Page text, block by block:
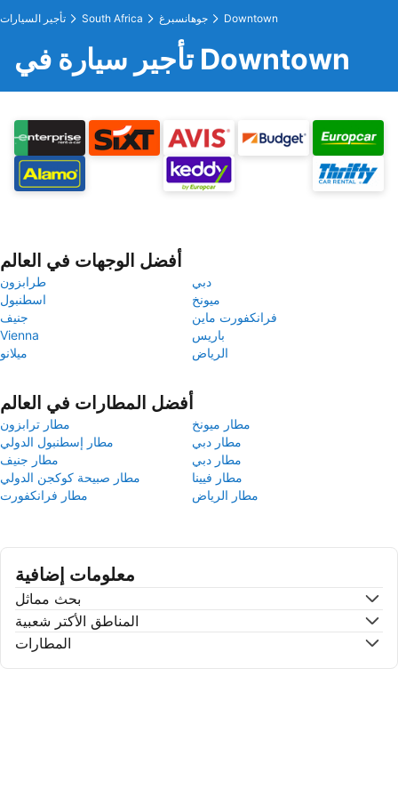
تأجير السيارات South Africa جوهانسبرغ Downtown
تأجير سيارة في Downtown
أفضل الوجهات في العالم
طرابزون
دبي
اسطنبول
ميونخ
جنيف
فرانكفورت ماين
Vienna
باريس
ميلانو
الرياض
أفضل المطارات في العالم
مطار ترابزون
مطار ميونخ
مطار إسطنبول الدولي
مطار دبي
مطار جنيف
مطار دبي
مطار صبيحة كوكجن الدولي
مطار فيينا
مطار فرانكفورت
مطار الرياض
معلومات إضافية
بحث مماثل
المناطق الأكتر شعبية
المطارات